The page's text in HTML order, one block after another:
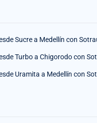
Sucre a Medellín con
Turbo a Chigorodo con
Uramita a Medellín con